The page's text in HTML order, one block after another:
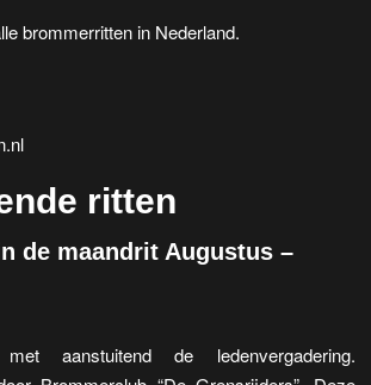
brommerritten in Nederland.
ritten
de maandrit Augustus –
aanstuitend de ledenvergadering.